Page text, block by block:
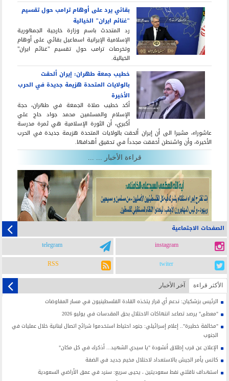
بقائي يرد على أوهام ترامب حول تقسيم
"غنائم ايران" الخيالية
رد المتحدث باسم وزارة خارجية الجمهورية
الإسلامية الإيرانية اسماعيل بقائي على أوهام
وتخرصات ترامب حول تقسيم "غنائم ايران"
الخيالية.
خطيب جمعة طهران: إيران ألحقت
بالولايات المتحدة هزيمة جديدة في الحرب
الأخيرة
أكد خطيب صلاة الجمعة في طهران، حجة
الإسلام والمسلمين محمد جواد حاج علي
أكبري، أن الثورة الإسلامية هي ثمرة مدرسة
عاشوراء، مشيرا الى أن إيران ألحقت بالولايات المتحدة هزيمة جديدة في الحرب
الأخيرة، وأن واشنطن أخفقت مجدداً في تحقيق أهدافها.
قراءة الأخبار ... ...
الصفحات الاجتماعية
instagram
telegram
twiter
RSS
الأکثر قراءة آخر الأخبار
الرئيس بزشكيان: ندعم أي قرار يتخذه القادة الفلسطينيون في مسار المفاوضات
"معطى" يرصد تصاعد انتهاكات الاحتلال بحق المقدسات في يوليو 2026
"مخالفة خطيرة".. إعلام إسرائيلي: جنود احتياط استخدموا شرائح اتصال لبنانية خلال عمليات في
الجنوب
الإعلان عن قرب إطلاق أنشودة "يا سيدي الشهيد... أذكرك في كل مكان"
كاتس يأمر الجيش بالاستعداد لاحتلال مخيم جديد في الضفة
استهداف ناقلتي نفط سعوديتين ، يحيى سريع: سنرد في عمق الأراضي السعودية